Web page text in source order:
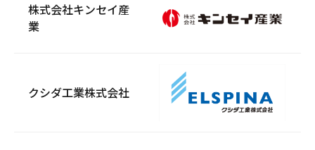
株式会社キンセイ産
業
クシダ工業株式会社